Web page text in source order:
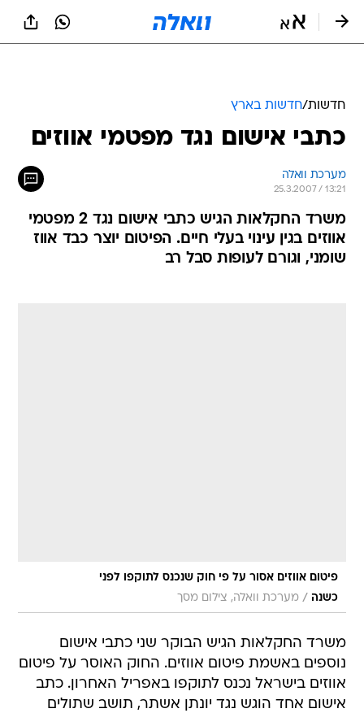
חדשות/חדשות בארץ
כתבי אישום נגד מפטמי אווזים
מערכת וואלה
25.3.2007 / 13:21
משרד החקלאות הגיש כתבי אישום נגד 2 מפטמי
אווזים בגין עינוי בעלי חיים. הפיטום יוצר כבד אווז
שומני, וגורם לעופות סבל רב
פיטום אווזים אסור על פי חוק שנכנס לתוקפו לפני
כשנה / מערכת וואלה, צילום מסך
משרד החקלאות הגיש הבוקר שני כתבי אישום
נוספים באשמת פיטום אווזים. החוק האוסר על פיטום
אווזים בישראל נכנס לתוקפו באפריל האחרון. כתב
אישום אחד הוגש נגד יונתן אשתר, תושב שתולים